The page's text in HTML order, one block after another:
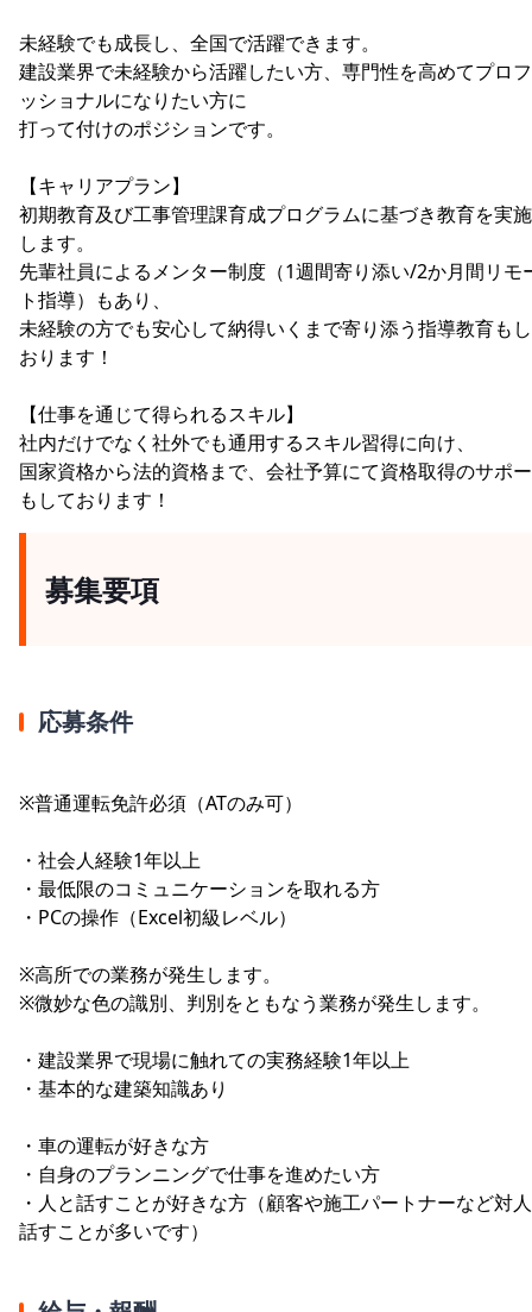
未経験でも成長し、全国で活躍できます。
建設業界で未経験から活躍したい方、専門性を高めてプロ
ッショナルになりたい方に
打って付けのポジションです。
【キャリアプラン】
初期教育及び工事管理課育成プログラムに基づき教育を実
します。
先輩社員によるメンター制度（1週間寄り添い/2か月間リモ
ト指導）もあり、
未経験の方でも安心して納得いくまで寄り添う指導教育も
おります！
【仕事を通じて得られるスキル】
社内だけでなく社外でも通用するスキル習得に向け、
国家資格から法的資格まで、会社予算にて資格取得のサポ
もしております！
募集要項
応募条件
※普通運転免許必須（ATのみ可）
・社会人経験1年以上
・最低限のコミュニケーションを取れる方
・PCの操作（Excel初級レベル）
※高所での業務が発生します。
※微妙な色の識別、判別をともなう業務が発生します。
・建設業界で現場に触れての実務経験1年以上
・基本的な建築知識あり
・車の運転が好きな方
・自身のプランニングで仕事を進めたい方
・人と話すことが好きな方（顧客や施工パートナーなど対
話すことが多いです）